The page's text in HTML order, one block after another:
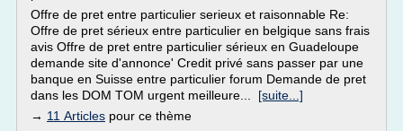
Offre de pret entre particulier serieux et raisonnable Re:
Offre de pret sérieux entre particulier en belgique sans frais
avis Offre de pret entre particulier sérieux en Guadeloupe
demande site d'annonce' Credit privé sans passer par une
banque en Suisse entre particulier forum Demande de pret
dans les DOM TOM urgent meilleure... [suite...]
→ 11 Articles pour ce thème